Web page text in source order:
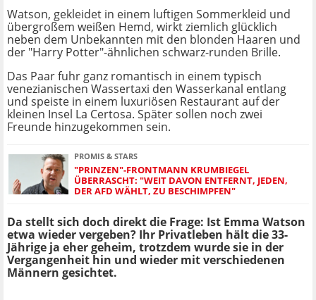
Watson, gekleidet in einem luftigen Sommerkleid und
übergroßem weißen Hemd, wirkt ziemlich glücklich
neben dem Unbekannten mit den blonden Haaren und
der "Harry Potter"-ähnlichen schwarz-runden Brille.
Das Paar fuhr ganz romantisch in einem typisch
venezianischen Wassertaxi den Wasserkanal entlang
und speiste in einem luxuriösen Restaurant auf der
kleinen Insel La Certosa. Später sollen noch zwei
Freunde hinzugekommen sein.
PROMIS & STARS
"PRINZEN"-FRONTMANN KRUMBIEGEL
ÜBERRASCHT: "WEIT DAVON ENTFERNT, JEDEN,
DER AFD WÄHLT, ZU BESCHIMPFEN"
Da stellt sich doch direkt die Frage: Ist Emma Watson
etwa wieder vergeben? Ihr Privatleben hält die 33-
Jährige ja eher geheim, trotzdem wurde sie in der
Vergangenheit hin und wieder mit verschiedenen
Männern gesichtet.